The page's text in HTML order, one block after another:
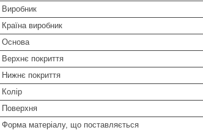
Виробник
Країна виробник
Основа
Верхнє покриття
Нижнє покриття
Колір
Поверхня
Форма матеріалу, що поставляється